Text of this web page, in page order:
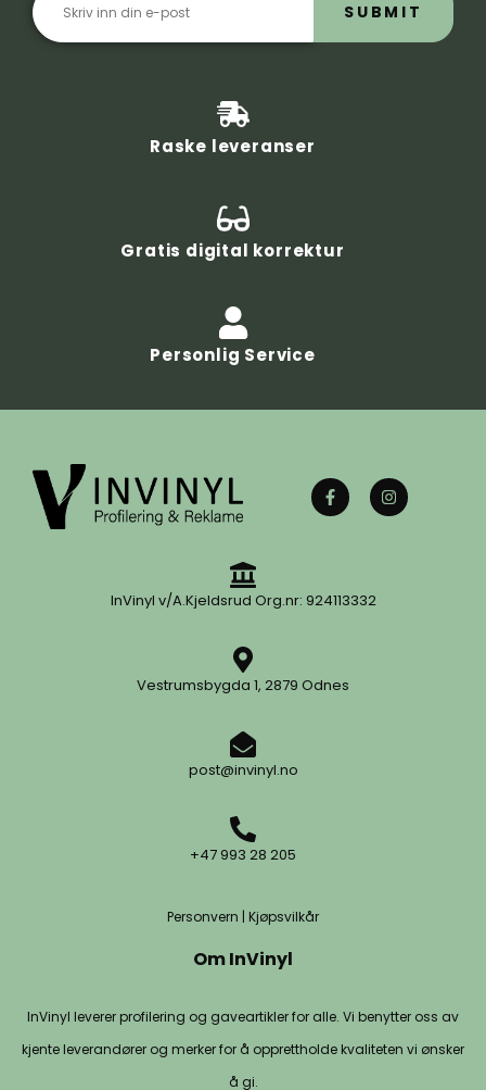
SUBMIT
Raske leveranser
Gratis digital korrektur
Personlig Service
InVinyl v/A.Kjeldsrud Org.nr: 924113332
Vestrumsbygda 1, 2879 Odnes
post@invinyl.no
+47 993 28 205
Personvern | Kjøpsvilkår
Om InVinyl
InVinyl leverer profilering og gaveartikler for alle. Vi benytter oss av
kjente leverandører og merker for å opprettholde kvaliteten vi ønsker
å gi.